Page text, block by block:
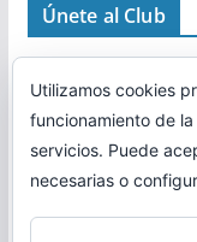
Únete al Club
Utilizamos cookies
funcionamiento de
servicios. Puede
necesarias o